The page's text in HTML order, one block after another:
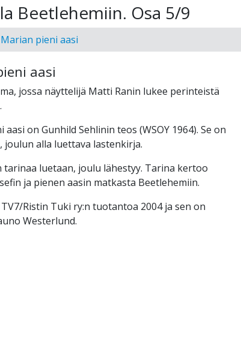
Beetlehemiin. Osa 5/9
Marian pieni aasi
aasi
jossa näyttelijä Matti Ranin lukee perinteistä
aasi on Gunhild Sehlinin teos (WSOY 1964). Se on
joulun alla luettava lastenkirja.
tarinaa luetaan, joulu lähestyy. Tarina kertoo
ja pienen aasin matkasta Beetlehemiin.
Ristin Tuki ry:n tuotantoa 2004 ja sen on
Westerlund.